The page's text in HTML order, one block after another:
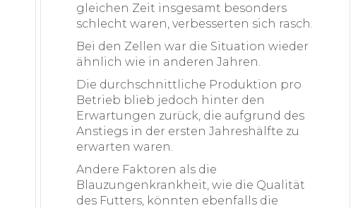
gleichen Zeit insgesamt besonders
schlecht waren, verbesserten sich rasch.
Bei den Zellen war die Situation wieder
ähnlich wie in anderen Jahren.
Die durchschnittliche Produktion pro
Betrieb blieb jedoch hinter den
Erwartungen zurück, die aufgrund des
Anstiegs in der ersten Jahreshälfte zu
erwarten waren.
Andere Faktoren als die
Blauzungenkrankheit, wie die Qualität
des Futters, könnten ebenfalls die